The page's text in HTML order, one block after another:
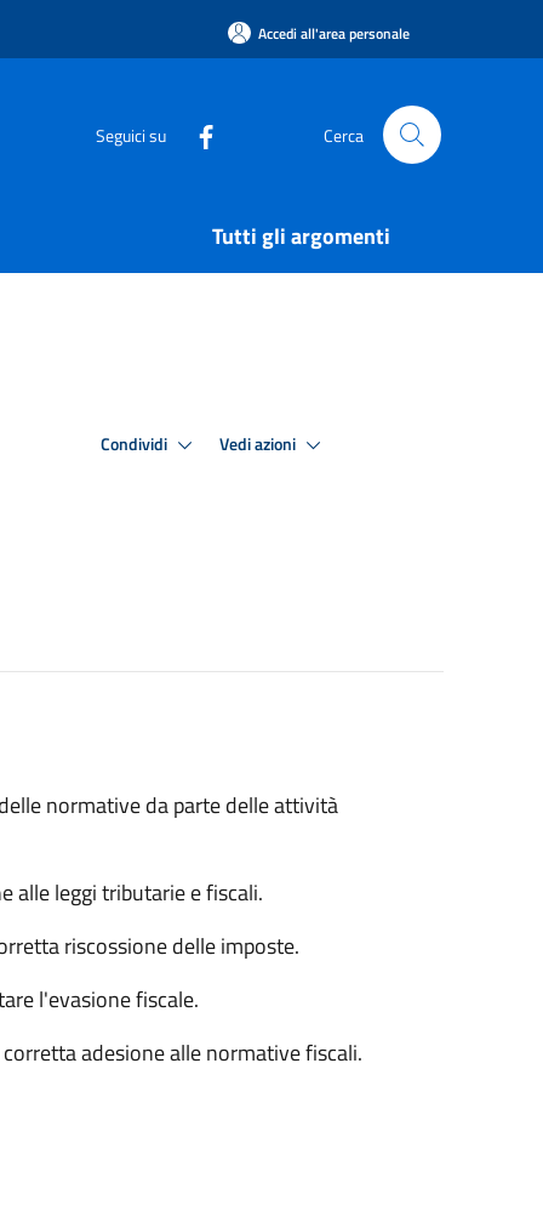
Accedi all'area personale
Seguici su Cerca
Tutti gli argomenti
Condividi Vedi azioni
normative da parte delle attività
alle leggi tributarie e fiscali.
riscossione delle imposte.
l'evasione fiscale.
adesione alle normative fiscali.